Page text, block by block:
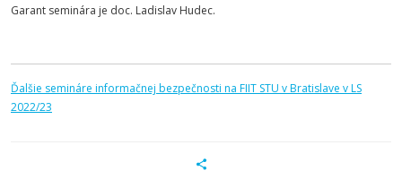
Garant seminára je doc. Ladislav Hudec.
Ďalšie semináre informačnej bezpečnosti na FIIT STU v Bratislave v LS
2022/23